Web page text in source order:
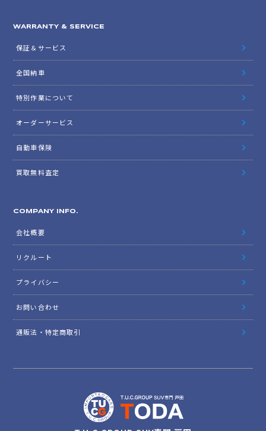
WARRANTY & SERVICE
保証＆サービス
全国納車
特別作業について
オーダーサービス
自動車保険
買取無料査定
COMPANY INFO.
会社概要
リクルート
プライバシー
お問い合わせ
通販法・特定商取引